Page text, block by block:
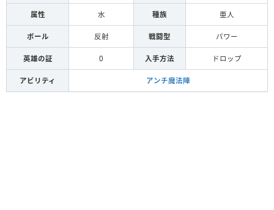
属性 水 種族 亜人
ボール 反射 戦闘型 パワー
英雄の証 0 入手方法 ドロップ
アビリティ アンチ魔法陣